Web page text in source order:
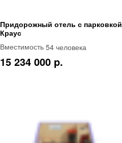
Придорожный отель с парковкой
Краус
Вместимость 54 человека
15 234 000 p.